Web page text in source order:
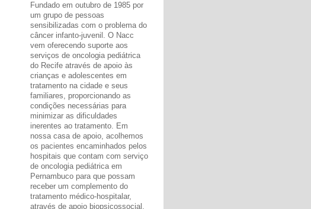
Fundado em outubro de 1985 por
um grupo de pessoas
sensibilizadas com o problema do
câncer infanto-juvenil. O Nacc
vem oferecendo suporte aos
serviços de oncologia pediátrica
do Recife através de apoio às
crianças e adolescentes em
tratamento na cidade e seus
familiares, proporcionando as
condições necessárias para
minimizar as dificuldades
inerentes ao tratamento. Em
nossa casa de apoio, acolhemos
os pacientes encaminhados pelos
hospitais que contam com serviço
de oncologia pediátrica em
Pernambuco para que possam
receber um complemento do
tratamento médico-hospitalar,
através de apoio biopsicossocial,